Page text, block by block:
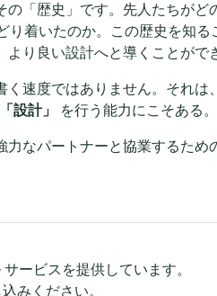
「歴史」です。先人たちがど
着いたのか。この歴史を知る
り良い設計へと導くことがで
速度ではありません。それは
「設計」 を行う能力にこそある。
なパートナーと協業するため
ービスを提供しています。
みください。